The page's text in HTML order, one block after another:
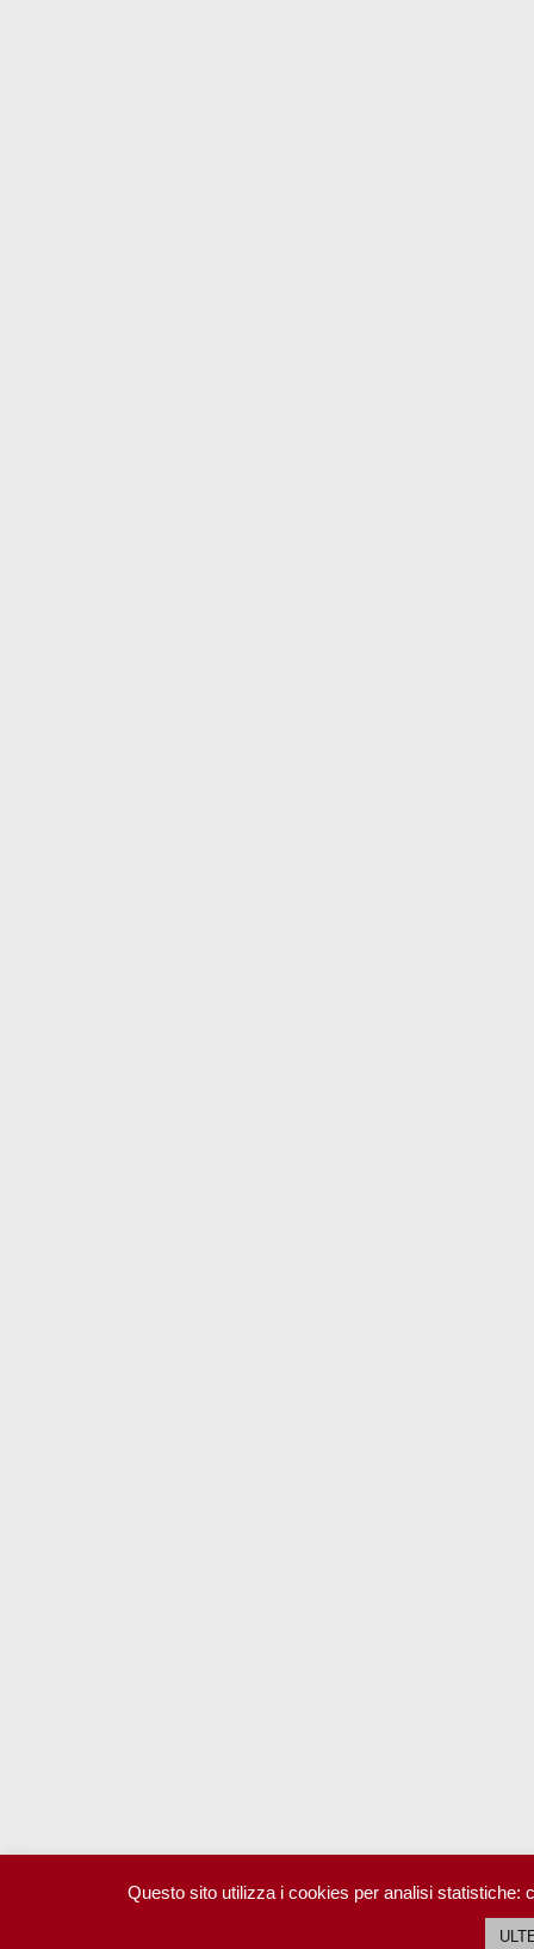
Questo sito utilizza i cookies per analisi